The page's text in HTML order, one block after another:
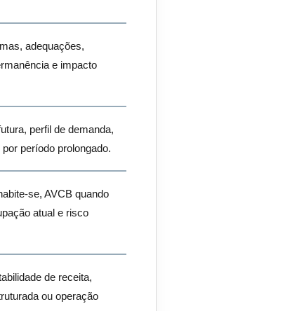
adequações,
e impacto
perfil de demanda,
período prolongado.
se, AVCB quando
atual e risco
de receita,
ou operação